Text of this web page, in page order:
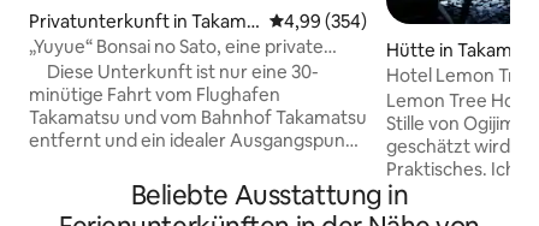
Privatunterkunft in Takama
tsu
Durchschnittliche Bewertung:
4,99 (354)
„Yuyue“ Bonsai no Sato, eine private
Unterkunft (mit Frühstück) ~ inmitten
von Kagawa, als Ausgangspunkt für
Ausflüge in die Seto-Inseln ~
Diese Unterkunft ist nur eine 30-
minütige Fahrt vom Flughafen
Takamatsu und vom Bahnhof Takamatsu
entfernt und ein idealer Ausgangspunkt,
Inlandmeer mit dem Mietwagen oder
dem Zug zu genießen.Bei Bedarf holen
Hütte in
Hotel Lemon Tree
Lemon Tree Hotel
Stille von Ogijima,
geschätzt wird.
Praktisches. Ich
dich etwas
stimuliert. Ein altes Haus, das das
Beliebte Ausstattung in